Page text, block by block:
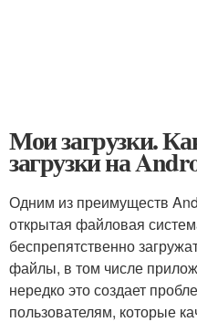
Мои загрузки.
загрузки на
Одним из преимуществ
открытая файловая
беспрепятственно
файлы, в том числе
нередко это создает
пользователям, которые